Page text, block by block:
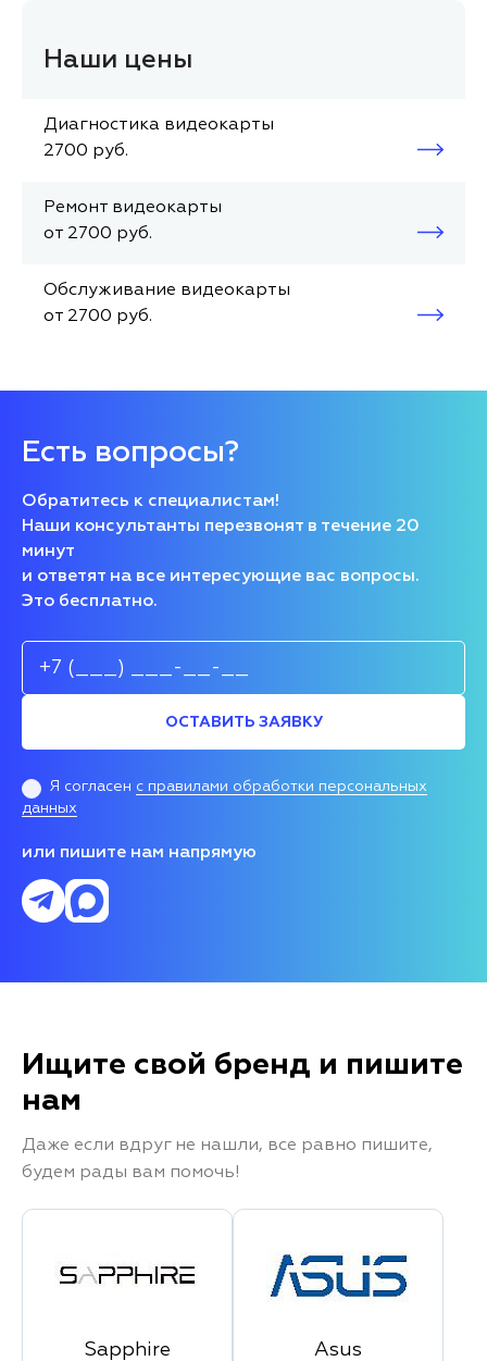
Наши цены
Диагностика видеокарты
2700 руб.
Ремонт видеокарты
от 2700 руб.
Обслуживание видеокарты
от 2700 руб.
Есть вопросы?
Обратитесь к специалистам!
Наши консультанты перезвонят в течение 20
минут
и ответят на все интересующие вас вопросы.
Это бесплатно.
ОСТАВИТЬ ЗАЯВКУ
Я согласен с правилами обработки персональных
данных
или пишите нам напрямую
Ищите свой бренд и пишите
нам
Даже если вдруг не нашли, все равно пишите,
будем рады вам помочь!
Sapphire Asus